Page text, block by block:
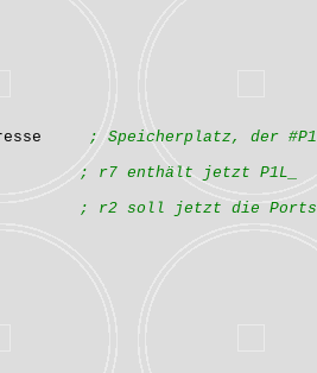
; Speicherplatz, der
; r7 enthält jetzt P1L_
; r2 soll jetzt die Ports